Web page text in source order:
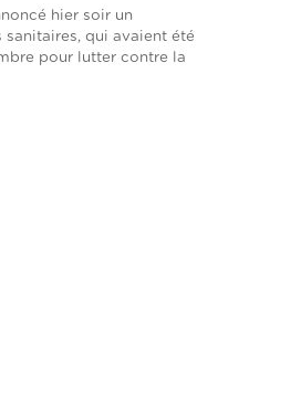
hier soir un
qui avaient été
pour lutter contre la